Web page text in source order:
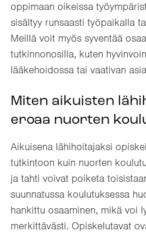
oppimaan oikeissa
sisältyy runsaasti työpaikalla
Meillä voit myös syventää
tutkinnonosilla, kuten
lääkehoidossa tai vaativan
Miten aikuisten
eroaa nuorten
Aikuisena lähihoitajaksi
tutkintoon kuin nuorten
ja tahti voivat poiketa
suunnatussa koulutuksessa
hankittu osaaminen, mikä voi
merkittävästi. Opiskelutavat